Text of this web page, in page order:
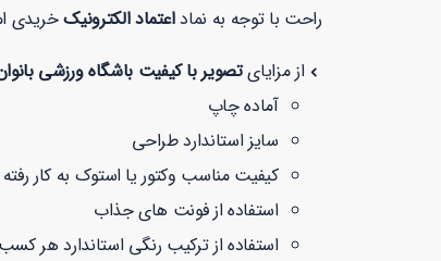
راحت با توجه به نماداعتماد الکترونیکخریدی
از مزایایتصویر با کیفیت باشگاه ورزشی
آماده چاپ
سایز استاندارد طراحی
کیفیت مناسب وکتور یا استوک به کار رفته
استفاده از فونت های جذاب
استفاده از ترکیب رنگی استاندارد هر